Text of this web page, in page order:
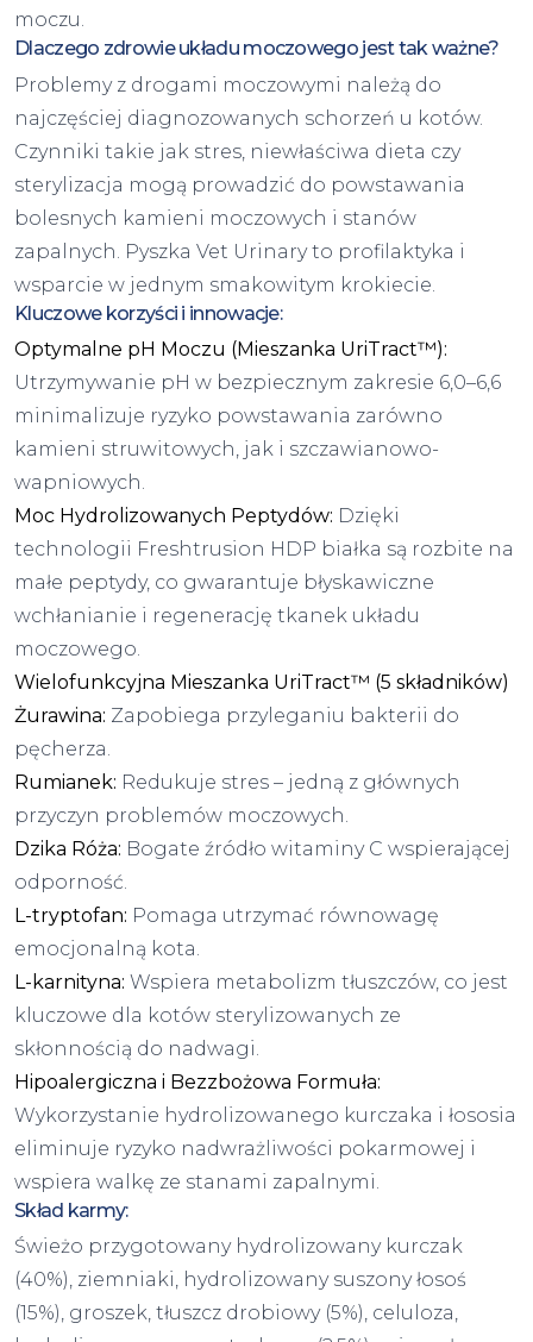
moczu.
Dlaczego zdrowie układu moczowego jest tak ważne?
Problemy z drogami moczowymi należą do
najczęściej diagnozowanych schorzeń u kotów.
Czynniki takie jak stres, niewłaściwa dieta czy
sterylizacja mogą prowadzić do powstawania
bolesnych kamieni moczowych i stanów
zapalnych. Pyszka Vet Urinary to profilaktyka i
wsparcie w jednym smakowitym krokiecie.
Kluczowe korzyści i innowacje:
Optymalne pH Moczu (Mieszanka UriTract™):
Utrzymywanie pH w bezpiecznym zakresie 6,0–6,6
minimalizuje ryzyko powstawania zarówno
kamieni struwitowych, jak i szczawianowo-
wapniowych.
Moc Hydrolizowanych Peptydów: Dzięki
technologii Freshtrusion HDP białka są rozbite na
małe peptydy, co gwarantuje błyskawiczne
wchłanianie i regenerację tkanek układu
moczowego.
Wielofunkcyjna Mieszanka UriTract™ (5 składników)
Żurawina: Zapobiega przyleganiu bakterii do
pęcherza.
Rumianek: Redukuje stres – jedną z głównych
przyczyn problemów moczowych.
Dzika Róża: Bogate źródło witaminy C wspierającej
odporność.
L-tryptofan: Pomaga utrzymać równowagę
emocjonalną kota.
L-karnityna: Wspiera metabolizm tłuszczów, co jest
kluczowe dla kotów sterylizowanych ze
skłonnością do nadwagi.
Hipoalergiczna i Bezzbożowa Formuła:
Wykorzystanie hydrolizowanego kurczaka i łososia
eliminuje ryzyko nadwrażliwości pokarmowej i
wspiera walkę ze stanami zapalnymi.
Skład karmy:
Świeżo przygotowany hydrolizowany kurczak
(40%), ziemniaki, hydrolizowany suszony łosoś
(15%), groszek, tłuszcz drobiowy (5%), celuloza,